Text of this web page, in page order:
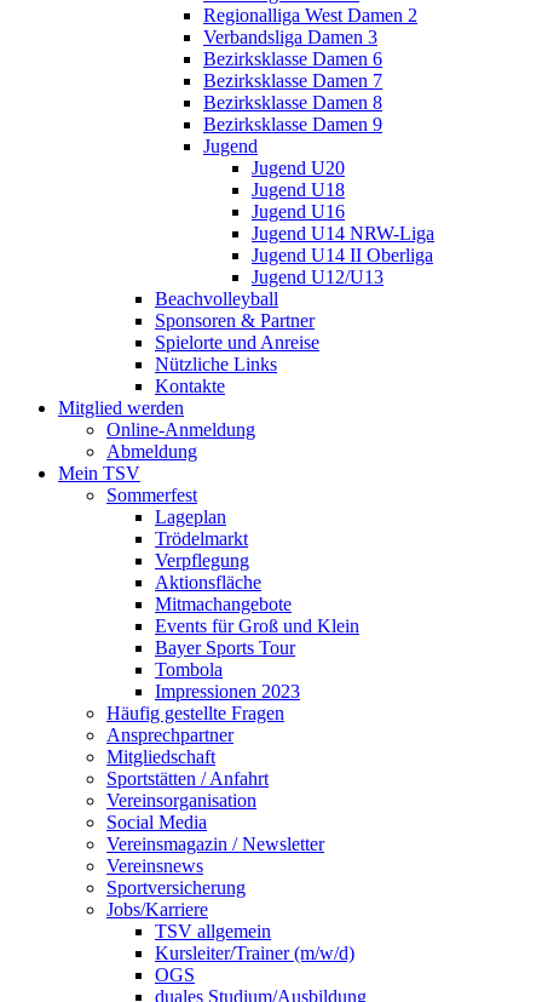
Regionalliga West Damen 2
Verbandsliga Damen 3
Bezirksklasse Damen 6
Bezirksklasse Damen 7
Bezirksklasse Damen 8
Bezirksklasse Damen 9
Jugend
Jugend U20
Jugend U18
Jugend U16
Jugend U14 NRW-Liga
Jugend U14 II Oberliga
Jugend U12/U13
Beachvolleyball
Sponsoren & Partner
Spielorte und Anreise
Nützliche Links
Kontakte
Mitglied werden
Online-Anmeldung
Abmeldung
Mein TSV
Sommerfest
Lageplan
Trödelmarkt
Verpflegung
Aktionsfläche
Mitmachangebote
Events für Groß und Klein
Bayer Sports Tour
Tombola
Impressionen 2023
Häufig gestellte Fragen
Ansprechpartner
Mitgliedschaft
Sportstätten / Anfahrt
Vereinsorganisation
Social Media
Vereinsmagazin / Newsletter
Vereinsnews
Sportversicherung
Jobs/Karriere
TSV allgemein
Kursleiter/Trainer (m/w/d)
OGS
duales Studium/Ausbildung